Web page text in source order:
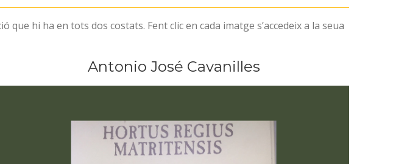
hi ha en tots dos costats. Fent clic en cada imatge s’accedeix a la seua
Antonio José Cavanilles